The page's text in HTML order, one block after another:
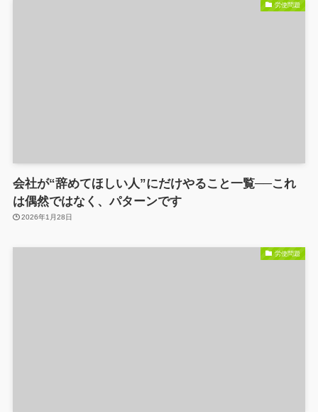
労使問題
会社が“辞めてほしい人”にだけやること一覧──これ
は偶然ではなく、パターンです
2026年1月28日
労使問題